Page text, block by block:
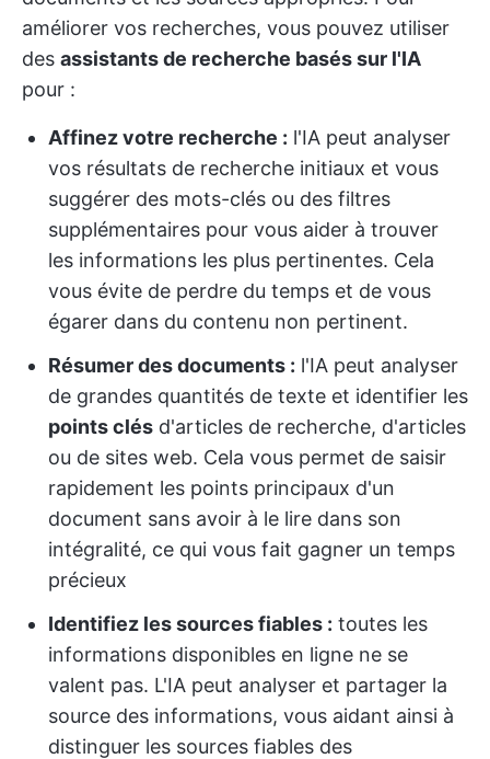
améliorer vos recherches, vous pouvez utiliser
des assistants de recherche basés sur l'IA
pour :
Affinez votre recherche : l'IA peut analyser
vos résultats de recherche initiaux et vous
suggérer des mots-clés ou des filtres
supplémentaires pour vous aider à trouver
les informations les plus pertinentes. Cela
vous évite de perdre du temps et de vous
égarer dans du contenu non pertinent.
Résumer des documents : l'IA peut analyser
de grandes quantités de texte et identifier les
points clés d'articles de recherche, d'articles
ou de sites web. Cela vous permet de saisir
rapidement les points principaux d'un
document sans avoir à le lire dans son
intégralité, ce qui vous fait gagner un temps
précieux
Identifiez les sources fiables : toutes les
informations disponibles en ligne ne se
valent pas. L'IA peut analyser et partager la
source des informations, vous aidant ainsi à
distinguer les sources fiables des